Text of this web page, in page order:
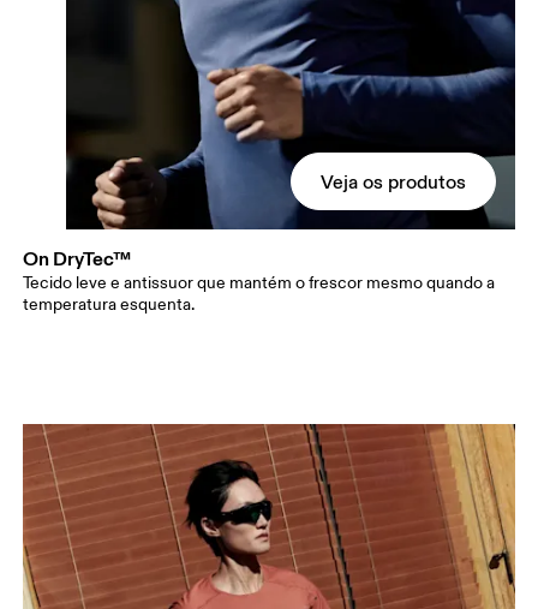
Veja os produtos
On DryTec™
Tecido leve e antissuor que mantém o frescor mesmo quando a
temperatura esquenta.